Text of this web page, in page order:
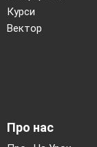
Курси
Вектор
Про нас